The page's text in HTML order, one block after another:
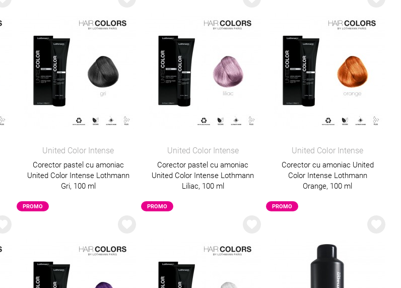
PROMO
United Color Intense
Corector pastel cu amoniac
United Color Intense Lothmann
Gri, 100 ml
United Color Intense
Corector pastel cu amoniac
United Color Intense Lothmann
Liliac, 100 ml
United Color Intense
Corector cu amoniac United
Color Intense Lothmann
Orange, 100 ml
PROMO PROMO PROMO